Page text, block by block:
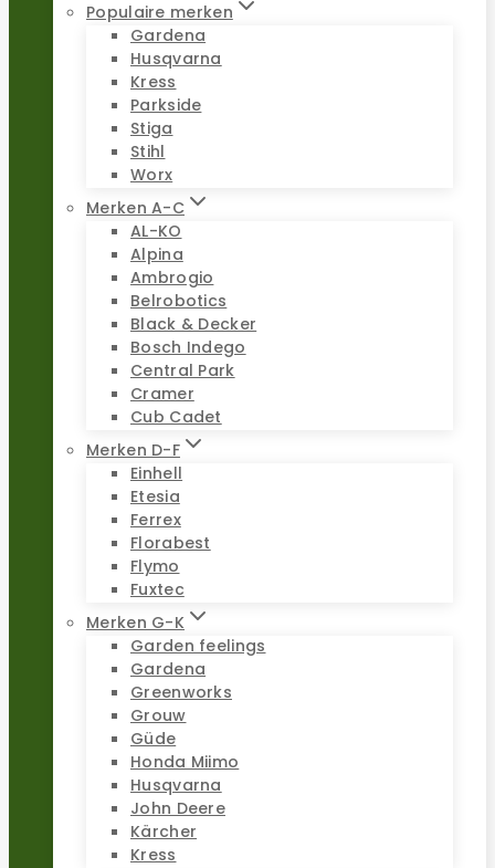
Populaire merken
Gardena
Husqvarna
Kress
Parkside
Stiga
Stihl
Worx
Merken A-C
AL-KO
Alpina
Ambrogio
Belrobotics
Black & Decker
Bosch Indego
Central Park
Cramer
Cub Cadet
Merken D-F
Einhell
Etesia
Ferrex
Florabest
Flymo
Fuxtec
Merken G-K
Garden feelings
Gardena
Greenworks
Grouw
Güde
Honda Miimo
Husqvarna
John Deere
Kärcher
Kress